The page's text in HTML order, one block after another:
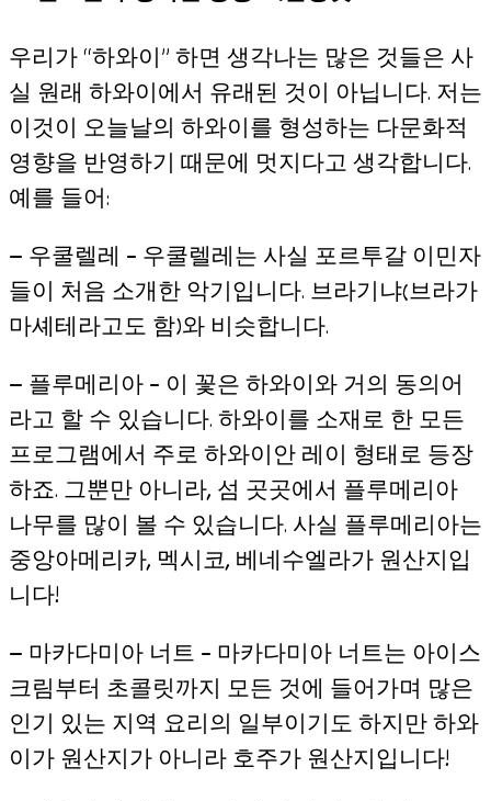
우리가 “하와이” 하면 생각나는 많은 것들은 사
실 원래 하와이에서 유래된 것이 아닙니다. 저는
이것이 오늘날의 하와이를 형성하는 다문화적
영향을 반영하기 때문에 멋지다고 생각합니다.
예를 들어:
— 우쿨렐레 – 우쿨렐레는 사실 포르투갈 이민자
들이 처음 소개한 악기입니다. 브라기냐(브라가
마셰테라고도 함)와 비슷합니다.
— 플루메리아 – 이 꽃은 하와이와 거의 동의어
라고 할 수 있습니다. 하와이를 소재로 한 모든
프로그램에서 주로 하와이안 레이 형태로 등장
하죠. 그뿐만 아니라, 섬 곳곳에서 플루메리아
나무를 많이 볼 수 있습니다. 사실 플루메리아는
중앙아메리카, 멕시코, 베네수엘라가 원산지입
니다!
— 마카다미아 너트 – 마카다미아 너트는 아이스
크림부터 초콜릿까지 모든 것에 들어가며 많은
인기 있는 지역 요리의 일부이기도 하지만 하와
이가 원산지가 아니라 호주가 원산지입니다!